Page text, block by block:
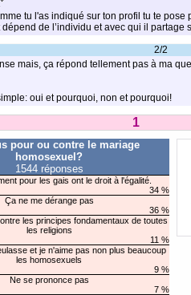
tu l'as indiqué sur ton profil tu te pose
de l’individu et avec qui il partage
2/2
mais, ça répond tellement pas à ma
oui et pourquoi, non et pourquoi!
1
pour ou contre le mariage
homosexuel?
1544 réponses
pour les gais ont le droit à l'égalité.
34 %
Ça ne me dérange pas
36 %
les principes fondamentaux de toutes
les religions
11 %
et je n'aime pas non plus beaucoup
les homosexuels
9 %
Ne se prononce pas
7 %